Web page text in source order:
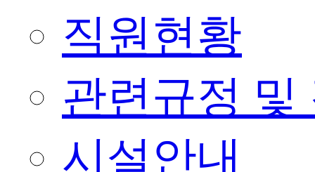
직원현황
관련규정 및
시설안내